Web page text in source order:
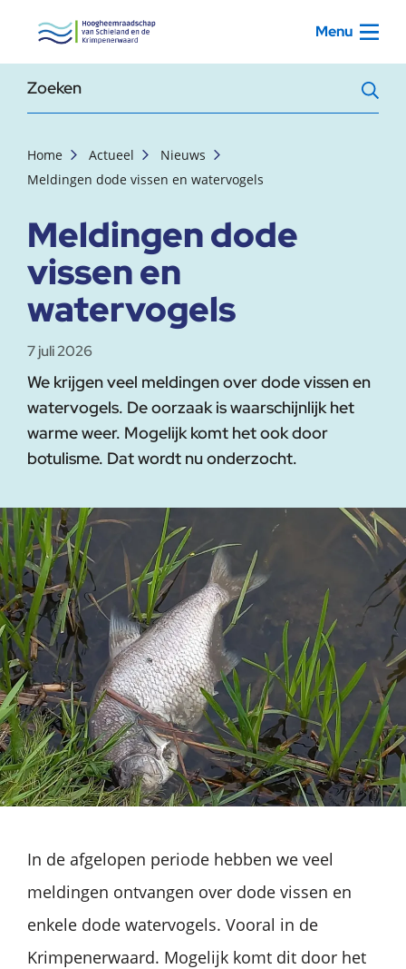
, startpagina Menu
Zoekterm
Home Actueel
Nieuws
Meldingen dode vissen en watervogels
Meldingen dode
vissen en
watervogels
7 juli 2026
We krijgen veel meldingen over dode vissen en
watervogels. De oorzaak is waarschijnlijk het
warme weer. Mogelijk komt het ook door
botulisme. Dat wordt nu onderzocht.
In de afgelopen periode hebben we veel
meldingen ontvangen over dode vissen en
enkele dode watervogels. Vooral in de
Krimpenerwaard. Mogelijk komt dit door het